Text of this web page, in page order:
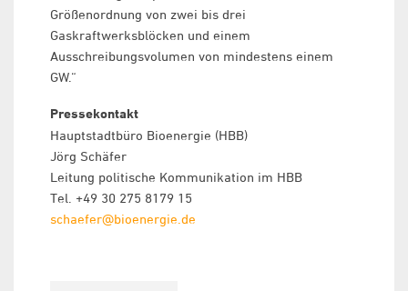
Größenordnung von zwei bis drei
Gaskraftwerksblöcken und einem
Ausschreibungsvolumen von mindestens einem
GW.“
Pressekontakt
Hauptstadtbüro Bioenergie (HBB)
Jörg Schäfer
Leitung politische Kommunikation im HBB
Tel. +49 30 275 8179 15
schaefer@bioenergie.de